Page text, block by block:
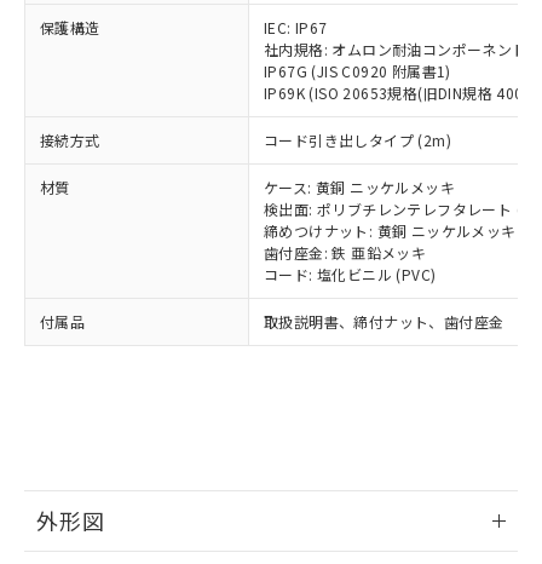
保護構造
IEC: IP67
社内規格: オムロン耐油コンポーネント
IP67G (JIS C0920 附属書1)
IP69K (ISO 20653規格(旧DIN規格
接続方式 コード引き出しタイプ (2m)
材質
ケース: 黄銅 ニッケルメッキ
検出面: ポリブチレンテレフタレート
締めつけナット: 黄銅 ニッケルメッキ
歯付座金: 鉄 亜鉛メッキ
コード: 塩化ビニル (PVC)
付属品 取扱説明書、締付ナット、歯付座金
外形図
覧された時点での実際の在庫および標
準価格とは異なる場合があることをご
正式な納期状況および標準価格はお客
様のお取引先、またはお客様担当のオ
ムロン制御機器販売店・当社販売員に
ご相談ください。
オムロン制御機器販売店や当社販売拠
販売ネットワーク
」をご確認
在庫状況および標準価格結果を当社の
事前の承諾なく第三者に漏洩または開
示しないようお願いします。
マイパーツ機能（部品リスト作成サー
および当社の共同利用者が、当社の製
ミウム(Cd) 100ppm以下、
六価クロム(Cr(Ⅵ)) 1000ppm以下、ポリ臭化ビフェニル
類(PBB) 1000ppm以下、ポリ臭化ジフェニルエーテル類
(PBDE) 1000ppm以下、フタル酸ビス(2-エチルヘキシ
ル) (DEHP)(別名：DOP) 1000ppm以下、フタル酸ブチ
ルベンジル（BBP） 1000ppm以下、フタル酸ジブチル
（DBP） 1000ppm以下、フタル酸ジイソブチル
(DIBP) 1000ppm以下
但し、RoHS指令で産業用監視および制御機器に対する
フタル酸エステル類の４物質については閾値を超える意
図的な使用がないことを確認しています。
部品在庫の切り替え状況などにより、予定
月が前後することがあります。
とができます。
Pb(鉛) :1000ppm、 Hg(水銀) : 1000ppm、 Cd(カドミウ
ム) : 100ppm、
Cr(Ⅵ)(六価クロム) : 1000ppm、 PBBs(ポリ臭化ビフェ
ニル類) : 1000ppm、 PBDEs(ポリ臭化ジフェニルエーテ
DBP(フタル酸ジブチル) : 1000ppm、 DIBP(フタル酸ジ
イソブチル) : 1000ppm、 BBP(フタル酸ブチルベンジ
ル) : 1000ppm、
DEHP(フタル酸ビス(2-エチルヘキシル)) : 1000ppm
※2 環境保護使用期限
「ｅ」：有害物質（10物質）のすべてが基
準値以下であることを示します。
「10」：通常の使用状況下において有害物
質が外部に漏えいし、環境に深刻な影響を
可)を取得するなどの必要な手続きを
当社は規制貨物を破棄する場合は、完
全に破砕するなど、違法に輸出されな
いよう必要な手段を講じます。
当社は貴社製品を、核兵器、ミサイ
ル、化学兵器、生物兵器またはその他
武器並びにこれらの製造装置等に一切
使用いたしません。
当社は、貴社製品を第三者に販売する
場合は、上記1、2および3の内容を当
該第三者に通知します。また当社は、
販売先および販売に係わる関係者が違
法に輸出するおそれがある場合は、取
一定数以上の在庫あり
一定数には満たないが在庫あり
在庫なし(最新の在庫状況につ
いては、お客様のお取引先、ま
たはお客様担当のオムロン制御
機器販売店・当社販売員にご確
認ください)
受注生産機種、また在庫状況の